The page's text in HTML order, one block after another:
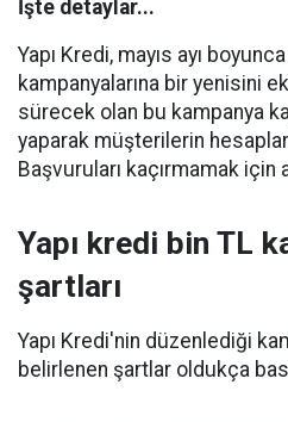
İşte detaylar...
Yapı Kredi, mayıs ayı
kampanyalarına bir yenisini
sürecek olan bu kampanya
yaparak müşterilerin
Başvuruları kaçırmamak için
Yapı kredi bin TL
şartları
Yapı Kredi'nin düzenlediği
belirlenen şartlar oldukça